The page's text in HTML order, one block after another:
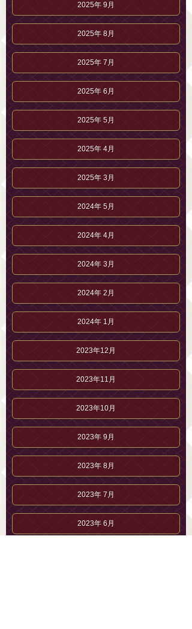
2025年 9月
2025年 8月
2025年 7月
2025年 6月
2025年 5月
2025年 4月
2025年 3月
2024年 5月
2024年 4月
2024年 3月
2024年 2月
2024年 1月
2023年12月
2023年11月
2023年10月
2023年 9月
2023年 8月
2023年 7月
2023年 6月